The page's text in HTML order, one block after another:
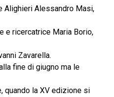
Alighieri Alessandro Masi,
e ricercatrice Maria Borio,
Zavarella.
fine di giugno ma le
quando la XV edizione si